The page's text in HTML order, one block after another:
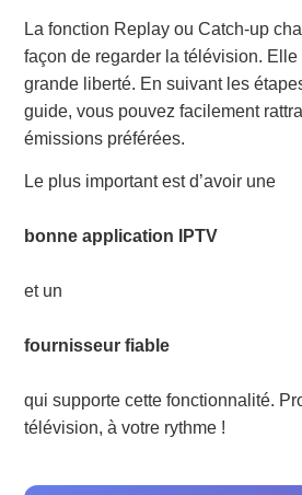
La fonction Replay ou Catch-up
façon de regarder la télévision. Elle
grande liberté. En suivant les
guide, vous pouvez facilement
émissions préférées.
Le plus important est d’avoir une
bonne application IPTV
et un
fournisseur fiable
qui supporte cette fonctionnalité.
télévision, à votre rythme !